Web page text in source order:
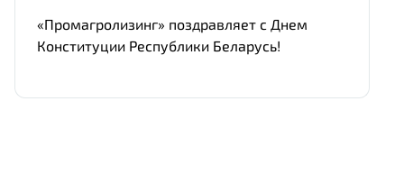
«Промагролизинг» поздравляет с Днем
Конституции Республики Беларусь!